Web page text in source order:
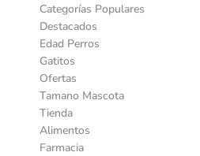
Categorías Populares
Destacados
Edad Perros
Gatitos
Ofertas
Tamano Mascota
Tienda
Alimentos
Farmacia